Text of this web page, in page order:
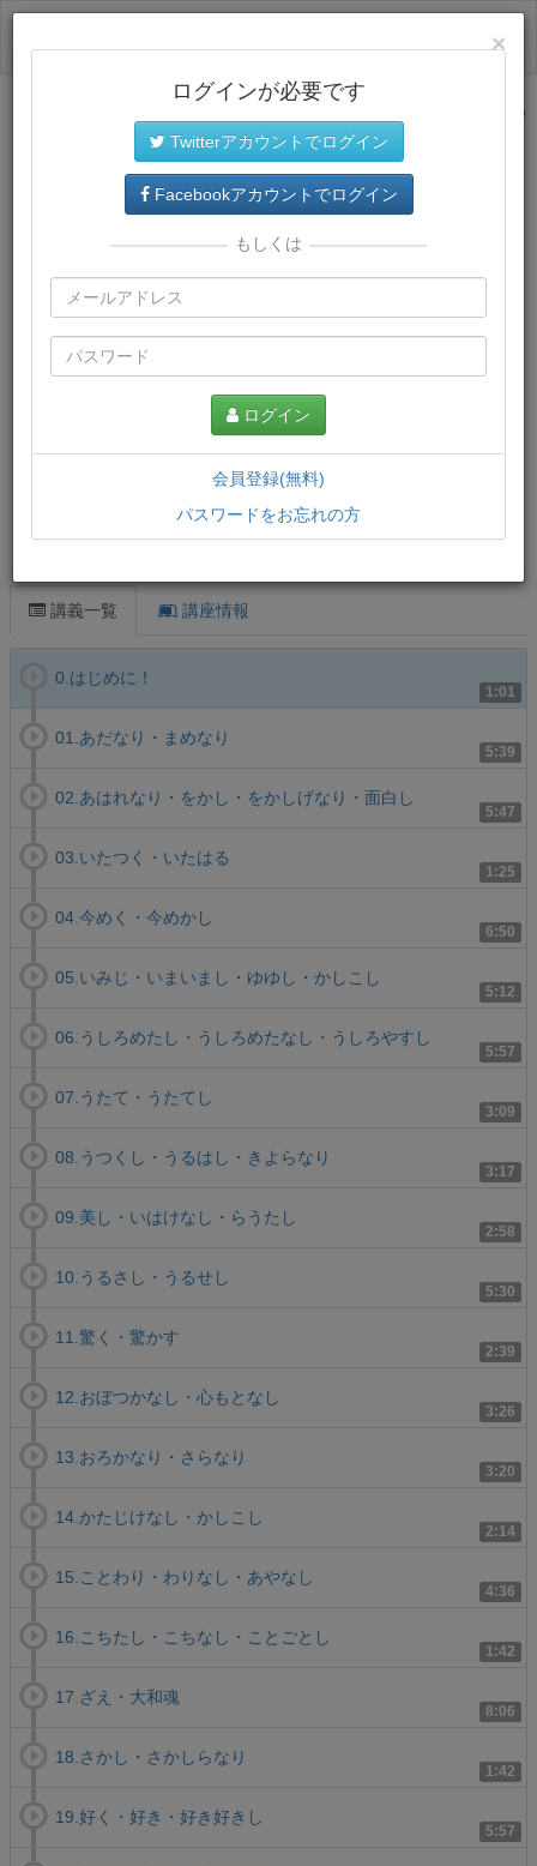
サイトトップに戻る
プレミアム会員では、教材がダウンロードでき、快適な動画
再生環境が提供されます。
講義一覧 講座情報
1:01
0.はじめに！
5:39
01.あだなり・まめなり
5:47
02.あはれなり・をかし・をかしげなり・面白し
1:25
03.いたつく・いたはる
6:50
04.今めく・今めかし
5:12
05.いみじ・いまいまし・ゆゆし・かしこし
5:57
06.うしろめたし・うしろめたなし・うしろやすし
3:09
07.うたて・うたてし
3:17
08.うつくし・うるはし・きよらなり
2:58
09.美し・いはけなし・らうたし
5:30
10.うるさし・うるせし
2:39
11.驚く・驚かす
3:26
12.おぼつかなし・心もとなし
3:20
13.おろかなり・さらなり
2:14
14.かたじけなし・かしこし
4:36
15.ことわり・わりなし・あやなし
1:42
16.こちたし・こちなし・ことごとし
8:06
17.ざえ・大和魂
1:42
18.さかし・さかしらなり
5:57
19.好く・好き・好き好きし
×
ログインが必要です
Twitterアカウントでログイン
Facebookアカウントでログイン
もしくは
ログイン
会員登録(無料)
パスワードをお忘れの方